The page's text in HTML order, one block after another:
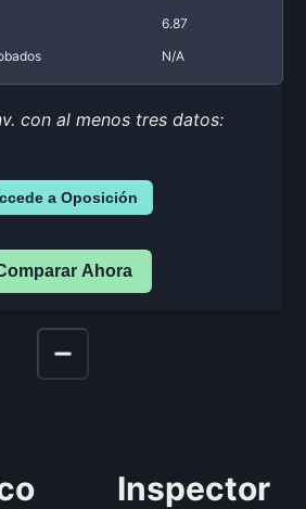
6.87
N/A
con al menos tres datos:
a Oposición
Ahora
Inspector